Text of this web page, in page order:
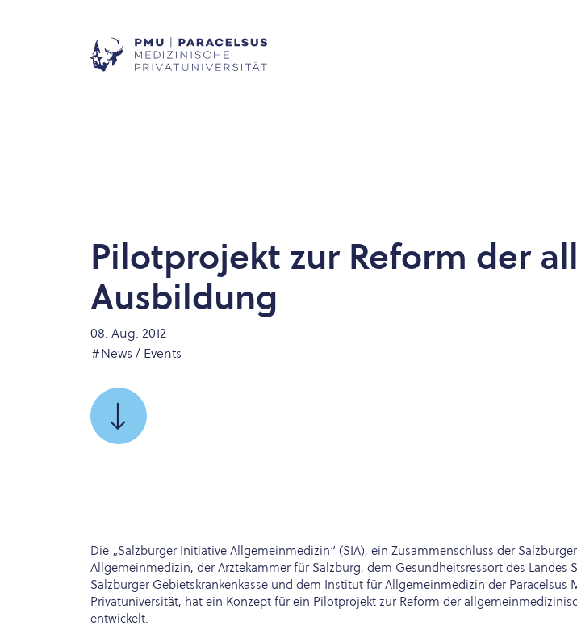
Pilotprojekt zur Reform der
Ausbildung
08. Aug. 2012
#News / Events
SCROLLEN
SIE
Die „Salzburger Initiative Allgemeinmedizin“ (SIA), ein Zusammenschluss der
Allgemeinmedizin, der Ärztekammer für Salzburg, dem Gesundheitsressort des Landes
Salzburger Gebietskrankenkasse und dem Institut für Allgemeinmedizin der Paracelsus
Privatuniversität, hat ein Konzept für ein Pilotprojekt zur Reform der
entwickelt.